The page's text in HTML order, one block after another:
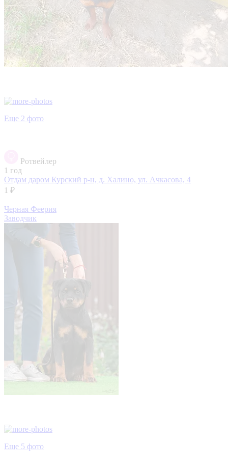
Еще 2 фото
Ротвейлер
1 год
Отдам даром Курский р-н, д. Халино, ул. Ачкасова, 4
1 ₽
Черная Феерия
Заводчик
Еще 5 фото